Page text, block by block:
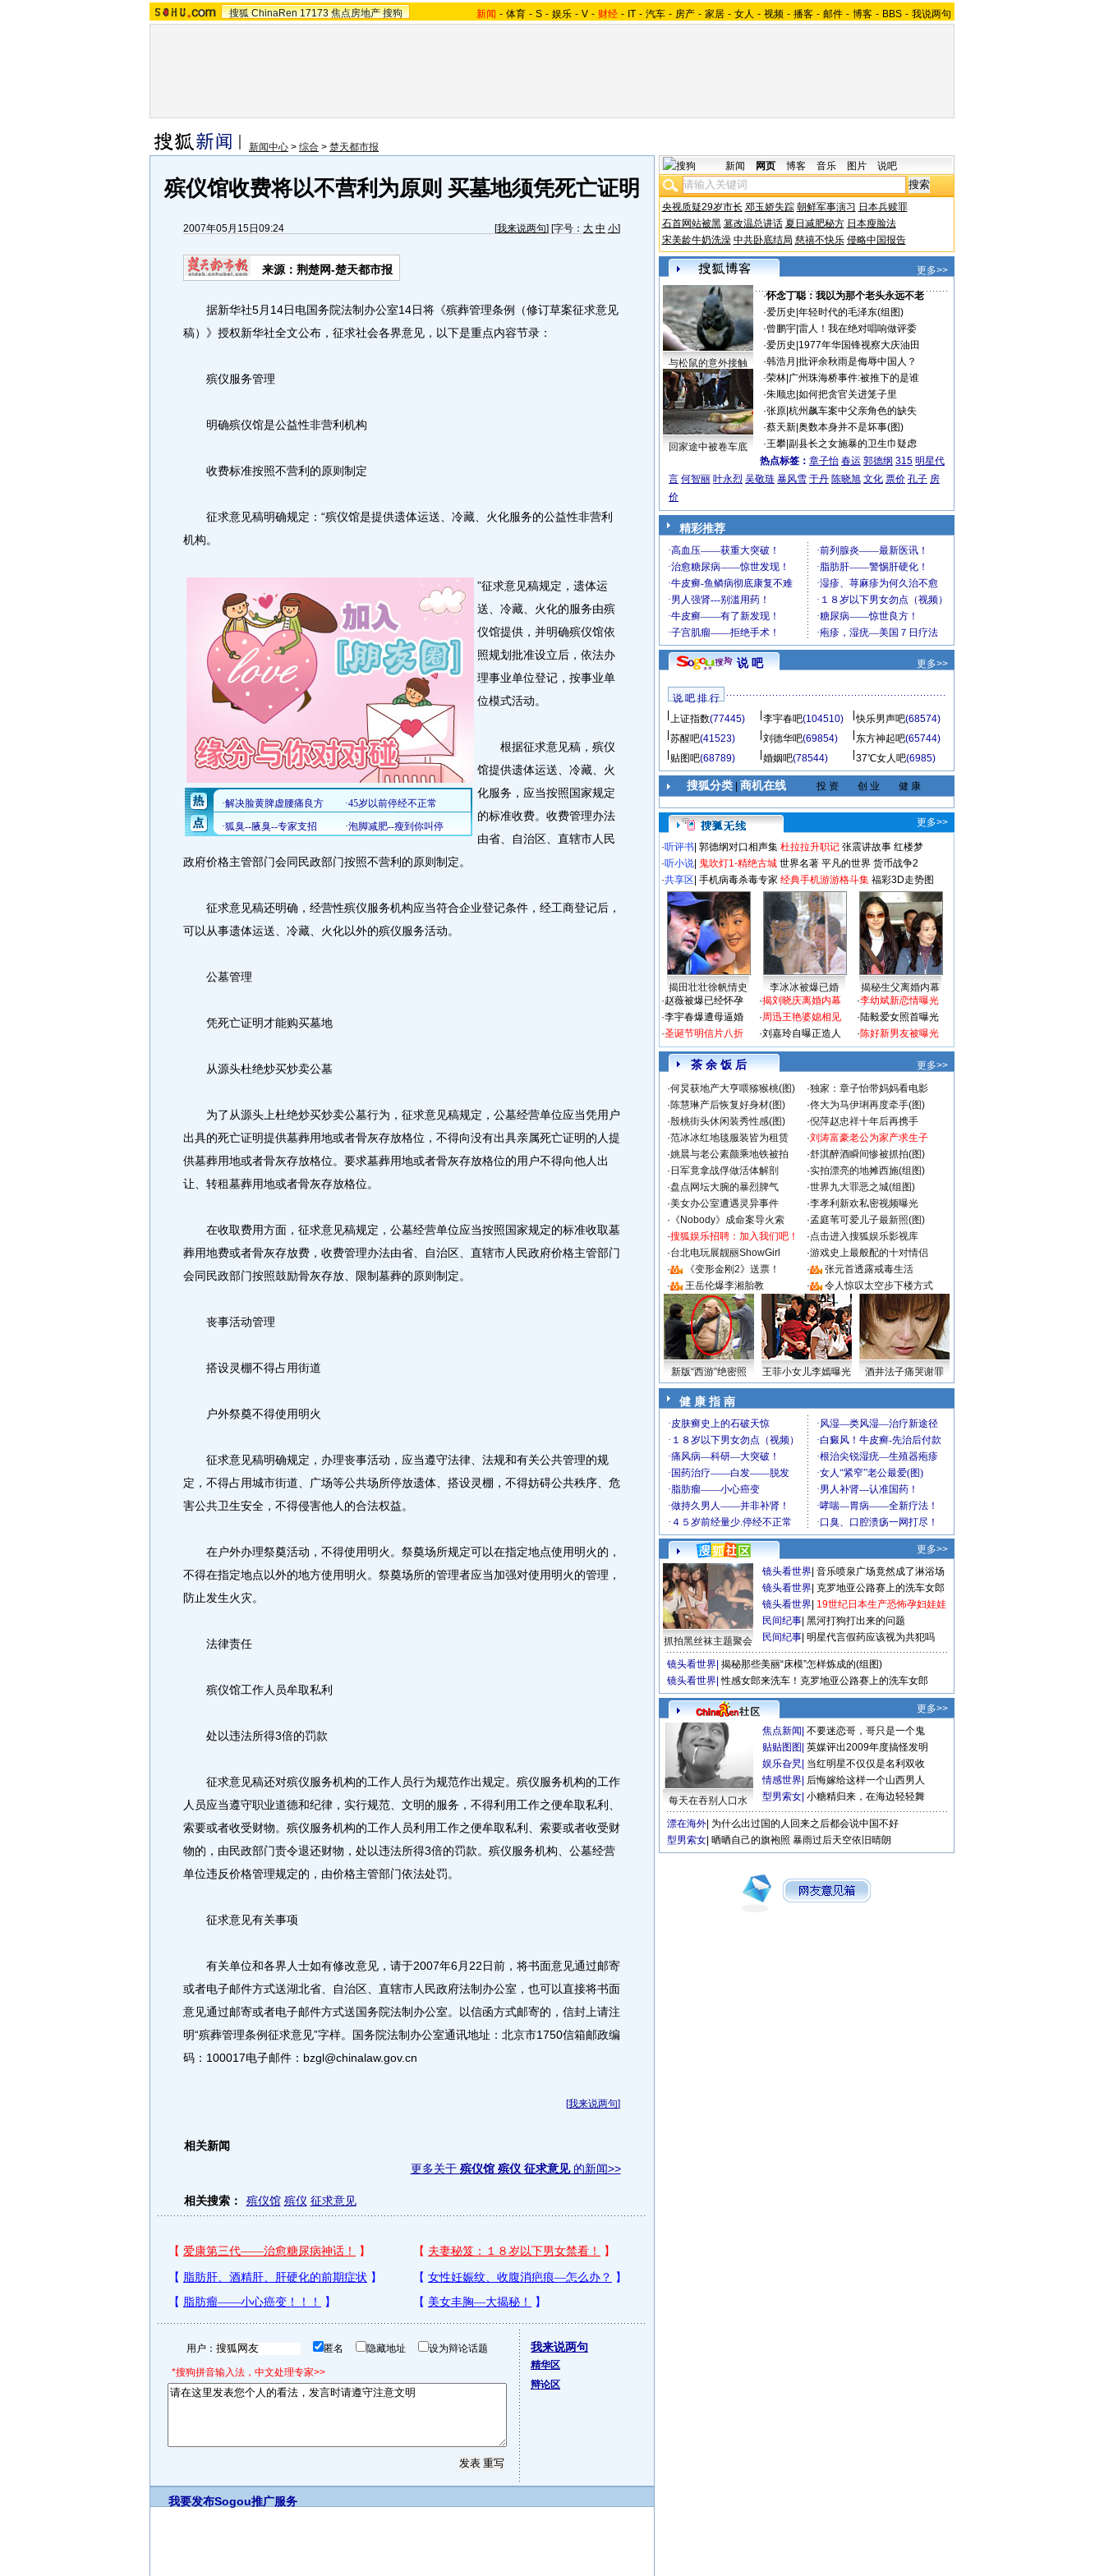
搜狐 ChinaRen 17173 焦点房地产 搜狗 新闻 - 体育 - S - 娱乐 - V - 财经 - IT - 汽车 - 房产 - 家居 - 女人 - 视频 - 播客 - 邮件 - 博客 - BBS - 我说两句
新闻中心 > 综合 > 楚天都市报
殡仪馆收费将以不营利为原则 买墓地须凭死亡证明
2007年05月15日09:24 [我来说两句] [字号： 大 中 小]
来源：荆楚网-楚天都市报
据新华社5月14日电国务院法制办公室14日将《殡葬管理条例（修订草案征求意见
稿）》授权新华社全文公布，征求社会各界意见，以下是重点内容节录：
殡仪服务管理
明确殡仪馆是公益性非营利机构
收费标准按照不营利的原则制定
征求意见稿明确规定：“殡仪馆是提供遗体运送、冷藏、火化服务的公益性非营利
机构。
”征求意见稿规定，遗体运
送、冷藏、火化的服务由殡
仪馆提供，并明确殡仪馆依
照规划批准设立后，依法办
理事业单位登记，按事业单
位模式活动。
根据征求意见稿，殡仪
馆提供遗体运送、冷藏、火
化服务，应当按照国家规定
的标准收费。收费管理办法
由省、自治区、直辖市人民
政府价格主管部门会同民政部门按照不营利的原则制定。
征求意见稿还明确，经营性殡仪服务机构应当符合企业登记条件，经工商登记后，
可以从事遗体运送、冷藏、火化以外的殡仪服务活动。
公墓管理
凭死亡证明才能购买墓地
从源头杜绝炒买炒卖公墓
为了从源头上杜绝炒买炒卖公墓行为，征求意见稿规定，公墓经营单位应当凭用户
出具的死亡证明提供墓葬用地或者骨灰存放格位，不得向没有出具亲属死亡证明的人提
供墓葬用地或者骨灰存放格位。要求墓葬用地或者骨灰存放格位的用户不得向他人出
让、转租墓葬用地或者骨灰存放格位。
在收取费用方面，征求意见稿规定，公墓经营单位应当按照国家规定的标准收取墓
葬用地费或者骨灰存放费，收费管理办法由省、自治区、直辖市人民政府价格主管部门
会同民政部门按照鼓励骨灰存放、限制墓葬的原则制定。
丧事活动管理
搭设灵棚不得占用街道
户外祭奠不得使用明火
征求意见稿明确规定，办理丧事活动，应当遵守法律、法规和有关公共管理的规
定，不得占用城市街道、广场等公共场所停放遗体、搭设灵棚，不得妨碍公共秩序、危
害公共卫生安全，不得侵害他人的合法权益。
在户外办理祭奠活动，不得使用明火。祭奠场所规定可以在指定地点使用明火的，
不得在指定地点以外的地方使用明火。祭奠场所的管理者应当加强对使用明火的管理，
防止发生火灾。
法律责任
殡仪馆工作人员牟取私利
处以违法所得3倍的罚款
征求意见稿还对殡仪服务机构的工作人员行为规范作出规定。殡仪服务机构的工作
人员应当遵守职业道德和纪律，实行规范、文明的服务，不得利用工作之便牟取私利、
索要或者收受财物。殡仪服务机构的工作人员利用工作之便牟取私利、索要或者收受财
物的，由民政部门责令退还财物，处以违法所得3倍的罚款。殡仪服务机构、公墓经营
单位违反价格管理规定的，由价格主管部门依法处罚。
征求意见有关事项
有关单位和各界人士如有修改意见，请于2007年6月22日前，将书面意见通过邮寄
或者电子邮件方式送湖北省、自治区、直辖市人民政府法制办公室，也可以直接将书面
意见通过邮寄或者电子邮件方式送国务院法制办公室。以信函方式邮寄的，信封上请注
明“殡葬管理条例征求意见”字样。国务院法制办公室通讯地址：北京市1750信箱邮政编
码：100017电子邮件：bzgl@chinalaw.gov.cn
[我来说两句]
相关新闻
更多关于 殡仪馆 殡仪 征求意见的新闻>>
相关搜索： 殡仪馆 殡仪 征求意见
用户： 匿名 隐藏地址 设为辩论话题
*搜狗拼音输入法，中文处理专家>>
我来说两句
精华区
辩论区
我要发布Sogou推广服务
新闻 网页 博客 音乐 图片 说吧
央视质疑29岁市长 邓玉娇失踪 朝鲜军事演习 日本兵赎罪
石首网站被黑 篡改温总讲话 夏日减肥秘方 日本瘦脸法
宋美龄牛奶洗澡 中共卧底结局 慈禧不快乐 侵略中国报告
更多>>
与松鼠的意外接触
回家途中被卷车底
·怀念丁聪：我以为那个老头永远不老
·爱历史 年轻时代的毛泽东(组图)
·曾鹏宇| 雷人！我在绝对唱响做评委
·爱历史 1977年华国锋视察大庆油田
·韩浩月 批评余秋雨是侮辱中国人？
·荣林| 广州珠海桥事件:被推下的是谁
·朱顺忠 如何把贪官关进笼子里
·张原| 杭州飙车案中父亲角色的缺失
·蔡天新| 奥数本身并不是坏事(图)
·王攀| 副县长之女施暴的卫生巾疑虑
热点标签： 章子怡 春运 郭德纲 315 明星代
言 何智丽 叶永烈 吴敬琏 暴风雪 于丹 陈晓旭 文化 票价 孔子 房
价
精彩推荐
说 吧 更多>>
说 吧 排 行
上证指数(77445) 李宇春吧(104510) 快乐男声吧(68574)
苏醒吧(41523) 刘德华吧(69854) 东方神起吧(65744)
贴图吧(68789) 婚姻吧(78544) 37℃女人吧(6985)
搜狐分类| 商机在线 投 资 创 业 健 康
更多>>
·听评书 郭德纲对口相声集 杜拉拉升职记 张震讲故事 红楼梦
·听小说 鬼吹灯1-精绝古城 世界名著 平凡的世界 货币战争2
·共享区 手机病毒杀毒专家 经典手机游游格斗集 福彩3D走势图
揭田壮壮徐帆情史 李冰冰被爆已婚
揭秘生父离婚内幕
·赵薇被爆已经怀孕
·李宇春爆遭母逼婚
·圣诞节明信片八折
·揭刘晓庆离婚内幕
·周迅王艳婆媳相见
·刘嘉玲自曝正造人
·李幼斌新恋情曝光
·陆毅爱女照首曝光
·陈好新男友被曝光
茶 余 饭 后
更多>>
·何炅获地产大亨喂猕猴桃(图) ·独家：章子怡带妈妈看电影
·陈慧琳产后恢复好身材(图) ·佟大为马伊琍再度牵手(图)
·殷桃街头休闲装秀性感(图) ·倪萍赵忠祥十年后再携手
·范冰冰红地毯服装皆为租赁 ·刘涛富豪老公为家产求生子
·姚晨与老公素颜乘地铁被拍 ·舒淇醉酒瞬间惨被抓拍(图)
· 日军竟拿战俘做活体解剖 ·实拍漂亮的地摊西施(组图)
·盘点网坛大腕的暴烈脾气 ·世界九大罪恶之城(组图)
·美女办公室遭遇灵异事件 ·李孝利新欢私密视频曝光
· 《Nobody》成命案导火索 ·孟庭苇可爱儿子最新照(图)
·搜狐娱乐招聘：加入我们吧！ ·点击进入搜狐娱乐影视库
·台北电玩展靓丽ShowGirl ·游戏史上最般配的十对情侣
·
《变形金刚2》送票！ ·
张元首透露戒毒生活
·
王岳伦爆李湘胎教 · 令人惊叹太空步下楼方式
新版“西游”绝密照 王菲小女儿李嫣曝光 酒井法子痛哭谢罪
健 康 指 南
更多>>
抓拍黑丝袜主题聚会
镜头看世界 音乐喷泉广场竟然成了淋浴场
镜头看世界 克罗地亚公路赛上的洗车女郎
镜头看世界 19世纪日本生产恐怖孕妇娃娃
民间纪事 黑河打狗打出来的问题
民间纪事 明星代言假药应该视为共犯吗
镜头看世界 揭秘那些美丽“床模”怎样炼成的(组图)
镜头看世界 性感女郎来洗车！克罗地亚公路赛上的洗车女郎
更多>>
每天在吞别人口水
焦点新闻 不要迷恋哥，哥只是一个鬼
贴贴图图 英媒评出2009年度搞怪发明
娱乐旮旯 当红明星不仅仅是名利双收
情感世界 后悔嫁给这样一个山西男人
型男索女 小糖精归来，在海边轻轻舞
漂在海外 为什么出过国的人回来之后都会说中国不好
型男索女 晒晒自己的旗袍照 暴雨过后天空依旧晴朗